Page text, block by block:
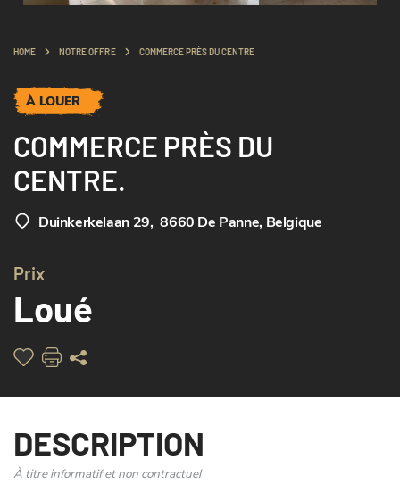
HOME NOTRE OFFRE COMMERCE PRÈS DU CENTRE.
À LOUER
COMMERCE PRÈS DU
CENTRE.
Duinkerkelaan 29, 8660 De Panne, Belgique
Prix
Loué
DESCRIPTION
À titre informatif et non contractuel